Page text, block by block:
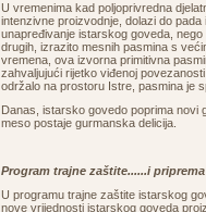
U vremenima kad poljoprivredna
intenzivne proizvodnje, dolazi do
unapređivanje istarskog goveda,
drugih, izrazito mesnih pasmina s
vremena, ova izvorna primitivna
zahvaljujući rijetko viđenoj
održalo na prostoru Istre, pasmina je
Danas, istarsko govedo poprima novi
meso postaje gurmanska delicija.
Program trajne zaštite......i
U programu trajne zaštite istarskog
nove vrijednosti istarskog goveda